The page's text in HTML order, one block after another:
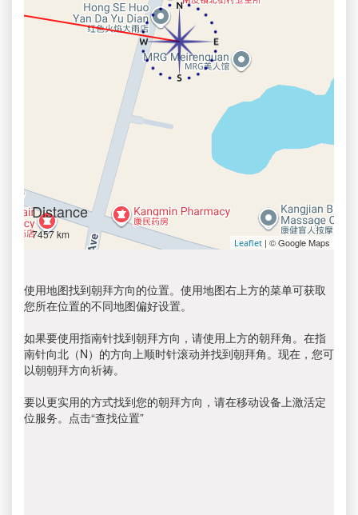
Distance
7457 km
Leaflet | © Google Maps
使用地图找到朝拜方向的位置。使用地图右上方的菜单可获取
您所在位置的不同地图偏好设置。
如果要使用指南针找到朝拜方向，请使用上方的朝拜角。在指
南针向北（N）的方向上顺时针滚动并找到朝拜角。现在，您可
以朝朝拜方向祈祷。
要以更实用的方式找到您的朝拜方向，请在移动设备上激活定
位服务。点击“查找位置”